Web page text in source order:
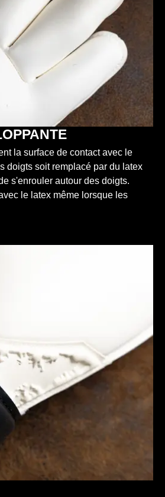
la surface de contact avec le
doigts soit remplacé par du latex
s'enrouler autour des doigts.
le latex même lorsque les